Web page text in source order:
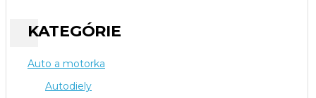
KATEGÓRIE
Auto a motorka
Autodiely